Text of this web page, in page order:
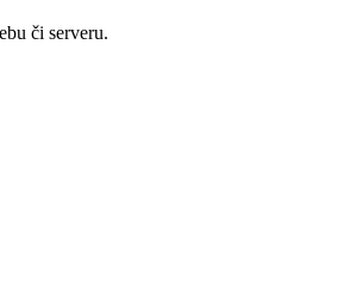
či serveru.